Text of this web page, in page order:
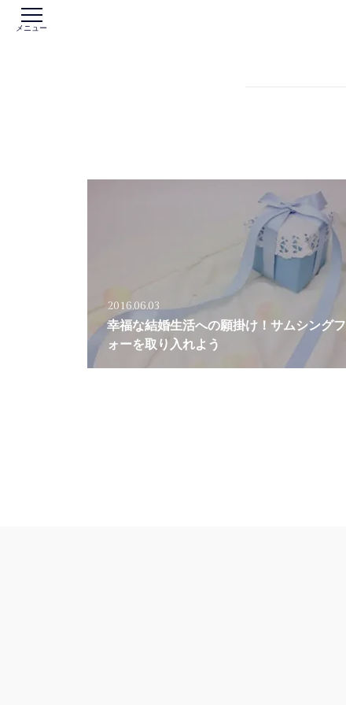
メニュー
2016.06.03
幸福な結婚生活への願掛け！サムシングフ
ォーを取り入れよう